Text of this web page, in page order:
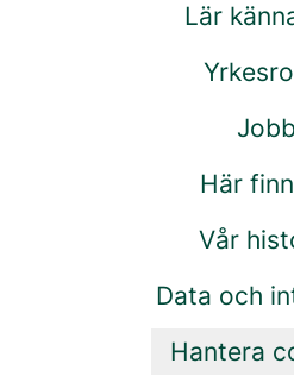
Lär
Jobb
Här
Vår
Data och
Hantera